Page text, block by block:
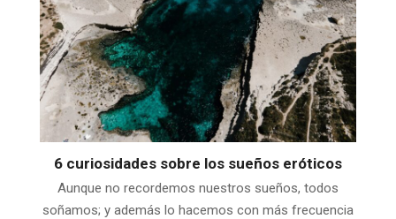
6 curiosidades sobre los sueños eróticos
Aunque no recordemos nuestros sueños, todos
soñamos; y además lo hacemos con más frecuencia